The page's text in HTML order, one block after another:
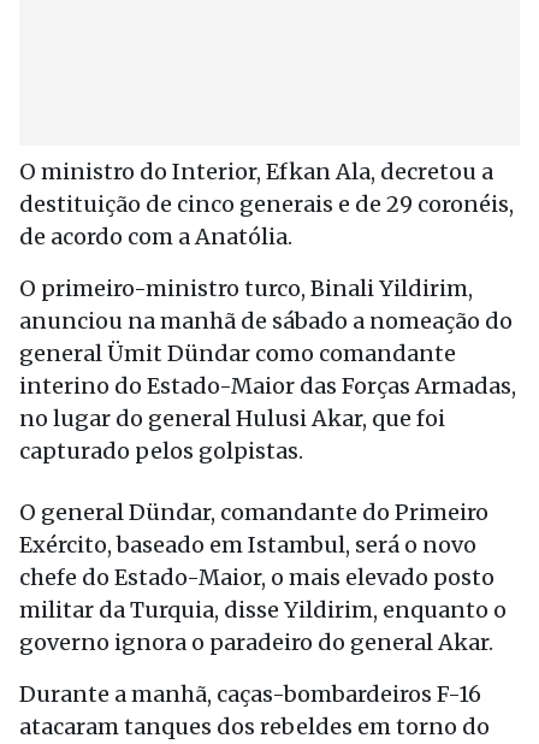
O ministro do Interior, Efkan Ala, decretou a
destituição de cinco generais e de 29 coronéis,
de acordo com a Anatólia.
O primeiro-ministro turco, Binali Yildirim,
anunciou na manhã de sábado a nomeação do
general Ümit Dündar como comandante
interino do Estado-Maior das Forças Armadas,
no lugar do general Hulusi Akar, que foi
capturado pelos golpistas.
O general Dündar, comandante do Primeiro
Exército, baseado em Istambul, será o novo
chefe do Estado-Maior, o mais elevado posto
militar da Turquia, disse Yildirim, enquanto o
governo ignora o paradeiro do general Akar.
Durante a manhã, caças-bombardeiros F-16
atacaram tanques dos rebeldes em torno do